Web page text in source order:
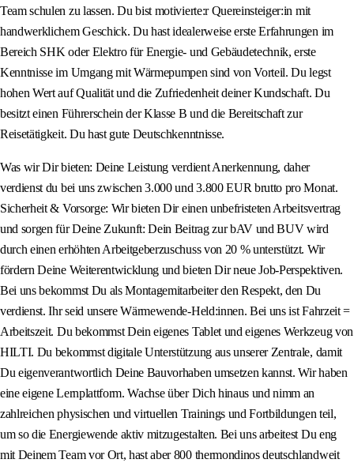
Team schulen zu lassen. Du bist motivierte:r Quereinsteiger:in mit
handwerklichem Geschick. Du hast idealerweise erste Erfahrungen im
Bereich SHK oder Elektro für Energie- und Gebäudetechnik, erste
Kenntnisse im Umgang mit Wärmepumpen sind von Vorteil. Du legst
hohen Wert auf Qualität und die Zufriedenheit deiner Kundschaft. Du
besitzt einen Führerschein der Klasse B und die Bereitschaft zur
Reisetätigkeit. Du hast gute Deutschkenntnisse.
Was wir Dir bieten: Deine Leistung verdient Anerkennung, daher
verdienst du bei uns zwischen 3.000 und 3.800 EUR brutto pro Monat.
Sicherheit & Vorsorge: Wir bieten Dir einen unbefristeten Arbeitsvertrag
und sorgen für Deine Zukunft: Dein Beitrag zur bAV und BUV wird
durch einen erhöhten Arbeitgeberzuschuss von 20 % unterstützt. Wir
fördern Deine Weiterentwicklung und bieten Dir neue Job-Perspektiven.
Bei uns bekommst Du als Montagemitarbeiter den Respekt, den Du
verdienst. Ihr seid unsere Wärmewende-Held:innen. Bei uns ist Fahrzeit =
Arbeitszeit. Du bekommst Dein eigenes Tablet und eigenes Werkzeug von
HILTI. Du bekommst digitale Unterstützung aus unserer Zentrale, damit
Du eigenverantwortlich Deine Bauvorhaben umsetzen kannst. Wir haben
eine eigene Lernplattform. Wachse über Dich hinaus und nimm an
zahlreichen physischen und virtuellen Trainings und Fortbildungen teil,
um so die Energiewende aktiv mitzugestalten. Bei uns arbeitest Du eng
mit Deinem Team vor Ort, hast aber 800 thermondinos deutschlandweit